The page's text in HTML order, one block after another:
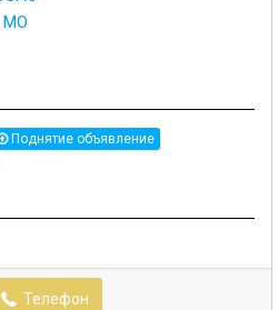
МО
Поднятие объявление
Телефон